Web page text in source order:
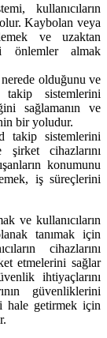
kullanıcıların
olur. Kaybolan veya
ve uzaktan
önlemler almak
olduğunu ve
sistemlerini
sağlamanın ve
bir yoludur.
takip sistemlerini
şirket cihazlarını
konumunu
iş süreçlerini
ve kullanıcıların
tanımak için
cihazlarını
etmelerini sağlar
ihtiyaçlarını
güvenliklerini
hale getirmek için